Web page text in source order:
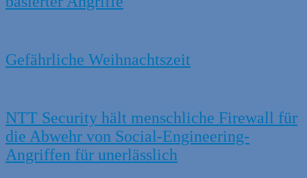
Gefährliche Weihnachtszeit
NTT Security hält menschliche Firewall für
die Abwehr von Social-Engineering-
Angriffen für unerlässlich